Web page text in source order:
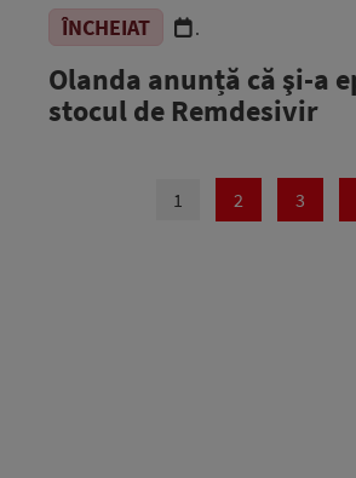
ÎNCHEIAT .
Olanda anunță că şi-a
stocul de Remdesivir
1 2 3